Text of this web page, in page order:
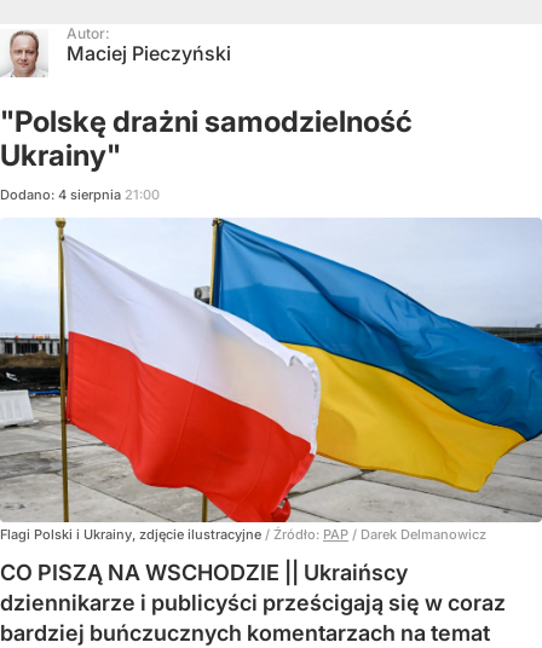
Autor:
Maciej Pieczyński
"Polskę drażni samodzielność
Ukrainy"
Dodano: 4 sierpnia 21:00
Flagi Polski i Ukrainy, zdjęcie ilustracyjne / Źródło: PAP / Darek Delmanowicz
CO PISZĄ NA WSCHODZIE || Ukraińscy
dziennikarze i publicyści prześcigają się w coraz
bardziej buńczucznych komentarzach na temat